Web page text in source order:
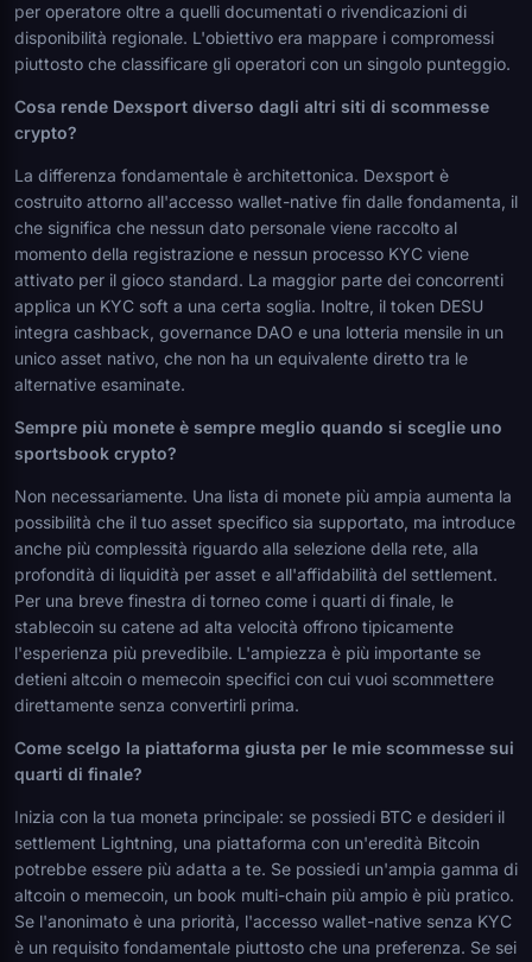
per operatore oltre a quelli documentati o rivendicazioni di
disponibilità regionale. L'obiettivo era mappare i compromessi
piuttosto che classificare gli operatori con un singolo punteggio.
Cosa rende Dexsport diverso dagli altri siti di scommesse
crypto?
La differenza fondamentale è architettonica. Dexsport è
costruito attorno all'accesso wallet-native fin dalle fondamenta, il
che significa che nessun dato personale viene raccolto al
momento della registrazione e nessun processo KYC viene
attivato per il gioco standard. La maggior parte dei concorrenti
applica un KYC soft a una certa soglia. Inoltre, il token DESU
integra cashback, governance DAO e una lotteria mensile in un
unico asset nativo, che non ha un equivalente diretto tra le
alternative esaminate.
Sempre più monete è sempre meglio quando si sceglie uno
sportsbook crypto?
Non necessariamente. Una lista di monete più ampia aumenta la
possibilità che il tuo asset specifico sia supportato, ma introduce
anche più complessità riguardo alla selezione della rete, alla
profondità di liquidità per asset e all'affidabilità del settlement.
Per una breve finestra di torneo come i quarti di finale, le
stablecoin su catene ad alta velocità offrono tipicamente
l'esperienza più prevedibile. L'ampiezza è più importante se
detieni altcoin o memecoin specifici con cui vuoi scommettere
direttamente senza convertirli prima.
Come scelgo la piattaforma giusta per le mie scommesse sui
quarti di finale?
Inizia con la tua moneta principale: se possiedi BTC e desideri il
settlement Lightning, una piattaforma con un'eredità Bitcoin
potrebbe essere più adatta a te. Se possiedi un'ampia gamma di
altcoin o memecoin, un book multi-chain più ampio è più pratico.
Se l'anonimato è una priorità, l'accesso wallet-native senza KYC
è un requisito fondamentale piuttosto che una preferenza. Se sei